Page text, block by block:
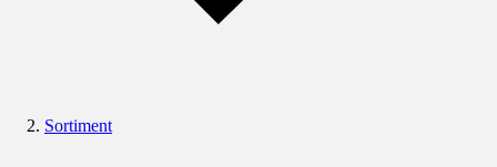
Sortiment